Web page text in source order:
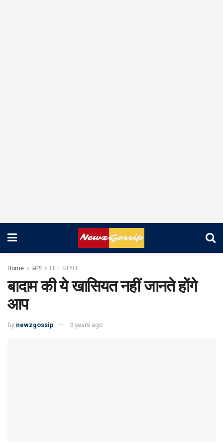
Home अन्य LIFE STYLE
बादाम की ये खासियत नहीं जानते होंगे
आप
by newzgossip 3 years ago